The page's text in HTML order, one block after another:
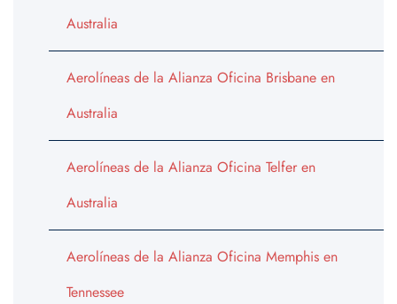
Australia
Aerolíneas de la Alianza Oficina Brisbane en
Australia
Aerolíneas de la Alianza Oficina Telfer en
Australia
Aerolíneas de la Alianza Oficina Memphis en
Tennessee